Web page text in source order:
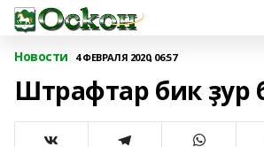
Новости 4 ФЕВРАЛЯ 2020, 06:57
Штрафтар бик ҙур